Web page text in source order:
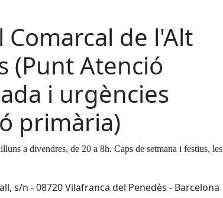
Comarcal de l'Alt
(Punt Atenció
i urgències
primària)
a divendres, de 20 a 8h. Caps de setmana i festius, les
s/n - 08720 Vilafranca del Penedès - Barcelona